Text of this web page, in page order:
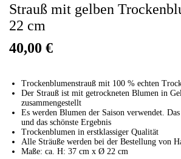
Strauß mit gelben
22 cm
40,00 €
Trockenblumenstrauß mit 100 % echten
Der Strauß ist mit getrockneten Blumen in
zusammengestellt
Es werden Blumen der Saison verwendet.
und das schönste Ergebnis
Trockenblumen in erstklassiger Qualität
Alle Sträuße werden bei der Bestellung von
Maße: ca. H: 37 cm x Ø 22 cm